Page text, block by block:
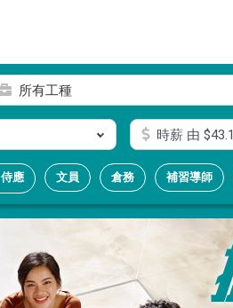
所有工種
時薪由 $43.1
侍應 文員 倉務 補習導師